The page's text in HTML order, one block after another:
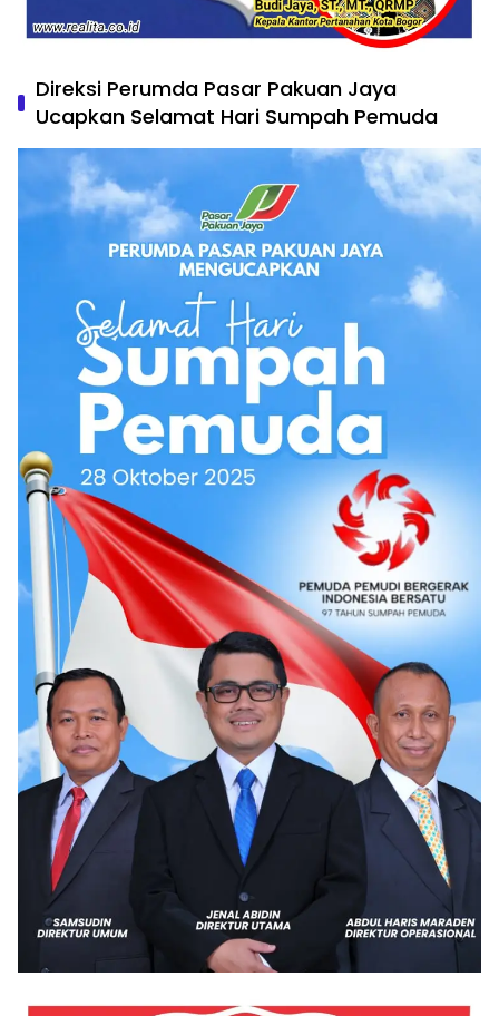
Direksi Perumda Pasar Pakuan Jaya
Ucapkan Selamat Hari Sumpah Pemuda